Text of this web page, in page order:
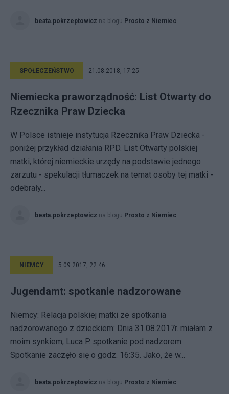
beata.pokrzeptowicz na blogu Prosto z Niemiec
SPOŁECZEŃSTWO 21.08.2018, 17:25
Niemiecka praworządność: List Otwarty do
Rzecznika Praw Dziecka
W Polsce istnieje instytucja Rzecznika Praw Dziecka -
poniżej przykład działania RPD. List Otwarty polskiej
matki, której niemieckie urzędy na podstawie jednego
zarzutu - spekulacji tłumaczek na temat osoby tej matki -
odebrały...
beata.pokrzeptowicz na blogu Prosto z Niemiec
NIEMCY 5.09.2017, 22:46
Jugendamt: spotkanie nadzorowane
Niemcy: Relacja polskiej matki ze spotkania
nadzorowanego z dzieckiem: Dnia 31.08.2017r. miałam z
moim synkiem, Luca P. spotkanie pod nadzorem.
Spotkanie zaczęło się o godz. 16:35. Jako, że w...
beata.pokrzeptowicz na blogu Prosto z Niemiec